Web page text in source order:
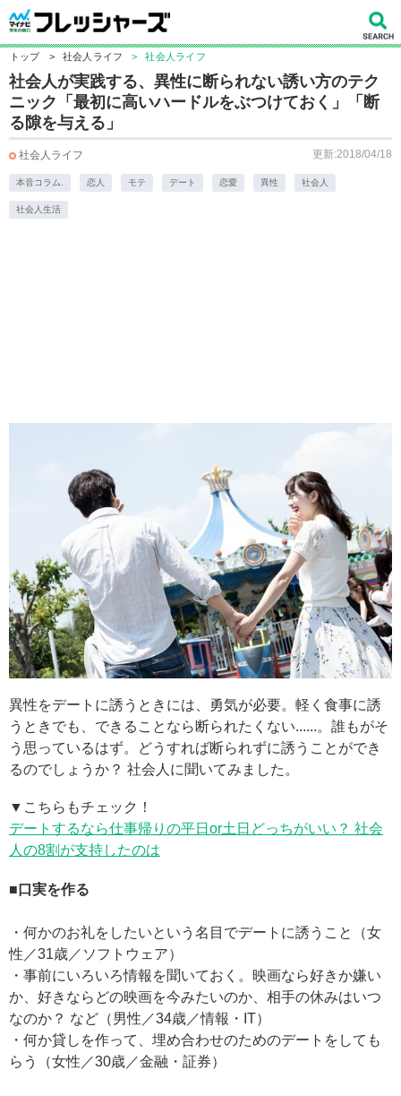
トップ > 社会人ライフ > 社会人ライフ
社会人が実践する、異性に断られない誘い方のテク
ニック「最初に高いハードルをぶつけておく」「断
る隙を与える」
社会人ライフ 更新:2018/04/18
本音コラム. 恋人 モテ デート 恋愛 異性 社会人
社会人生活
異性をデートに誘うときには、勇気が必要。軽く食事に誘
うときでも、できることなら断られたくない......。誰もがそ
う思っているはず。どうすれば断られずに誘うことができ
るのでしょうか？ 社会人に聞いてみました。
▼こちらもチェック！
デートするなら仕事帰りの平日or土日どっちがいい？ 社会
人の8割が支持したのは
■口実を作る
・何かのお礼をしたいという名目でデートに誘うこと（女
性／31歳／ソフトウェア）
・事前にいろいろ情報を聞いておく。映画なら好きか嫌い
か、好きならどの映画を今みたいのか、相手の休みはいつ
なのか？ など（男性／34歳／情報・IT）
・何か貸しを作って、埋め合わせのためのデートをしても
らう（女性／30歳／金融・証券）